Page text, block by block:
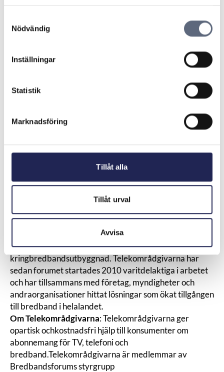
Nödvändig
Inställningar
Statistik
Marknadsföring
Tillåt alla
Tillåt urval
Avvisa
Etthuvudfokus för Villagruppen blir därför att arbeta
för att förbättrakommunikationen mellan operatörer
och konsumenter, vad gäller till exempelvillkor och
– När så pass många aktörer är inblandade, privata
ochoffentliga, och man använder olika tekniker och
utbyggnaden. Ett klart hinder är till exempel hursvårt
säkerställer att utbyggnaden av bredband tillvillor sker
anslutning och också ges bra förutsättningar att göraett
väl genomtänkt val, avslutar Mattias Grafström.
ochslutrapportering ska ske i maj 2015.
Om Bredbandsforum:Regeringens Bredbandsforum
är en viktigdel av Sveriges nationella
bredbandsstrategi, och främjar samverkan
kringbredbandsutbyggnad. Telekområdgivarna har
sedan forumet startades 2010 varitdelaktiga i arbetet
och har tillsammans med företag, myndigheter och
andraorganisationer hittat lösningar som ökat tillgången
till bredband i helalandet.
Om Telekområdgivarna: Telekområdgivarna ger
opartisk ochkostnadsfri hjälp till konsumenter om
abonnemang för TV, telefoni och
bredband.Telekområdgivarna är medlemmar av
Bredbandsforums styrgrupp